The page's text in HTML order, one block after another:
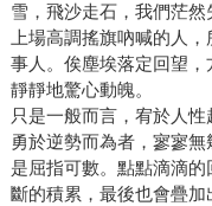
雪，飛沙走石，我們茫
上場高調搖旗吶喊的人
事人。俟塵埃落定回望
靜靜地驚心動魄。
只是一般而言，宥於人
勇於逆勢而為者，寥寥
是屈指可數。點點滴滴
斷的積累，最後也會疊加